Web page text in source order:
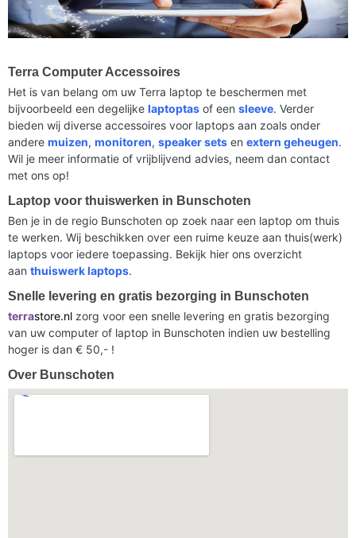
Terra Computer Accessoires
Het is van belang om uw Terra laptop te beschermen met
bijvoorbeeld een degelijke laptoptas of een sleeve. Verder
bieden wij diverse accessoires voor laptops aan zoals onder
andere muizen, monitoren, speaker sets en extern geheugen.
Wil je meer informatie of vrijblijvend advies, neem dan contact
met ons op!
Laptop voor thuiswerken in Bunschoten
Ben je in de regio Bunschoten op zoek naar een laptop om thuis
te werken. Wij beschikken over een ruime keuze aan thuis(werk)
laptops voor iedere toepassing. Bekijk hier ons overzicht
aan thuiswerk laptops.
Snelle levering en gratis bezorging in Bunschoten
terrastore.nl zorg voor een snelle levering en gratis bezorging
van uw computer of laptop in Bunschoten indien uw bestelling
hoger is dan € 50,- !
Over Bunschoten